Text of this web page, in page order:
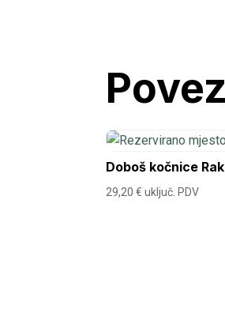
Doboš kočnice
29,20€ uključ. PDV